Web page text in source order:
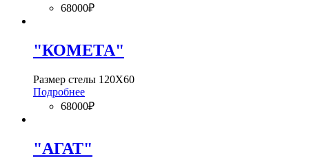
68000₽
"КОМЕТА"
Размер стелы 120Х60
Подробнее
68000₽
"АГАТ"